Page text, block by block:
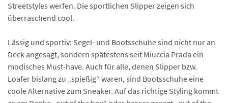
Streetstyles werfen. Die sportlichen Slipper zeigen sich
überraschend cool.
Lässig und sportiv: Segel- und Bootsschuhe sind nicht nur an
Deck angesagt, sondern spätestens seit Miuccia Prada ein
modisches Must-have. Auch für alle, denen Slipper bzw.
Loafer bislang zu „spießig“ waren, sind Bootsschuhe eine
coole Alternative zum Sneaker. Auf das richtige Styling kommt